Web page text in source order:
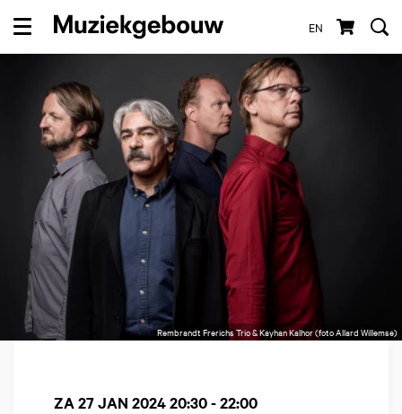
EN
Menu
Rembrandt Frerichs Trio & Kayhan Kalhor (foto Allard Willemse)
ZA 27 JAN 202420:30 - 22:00